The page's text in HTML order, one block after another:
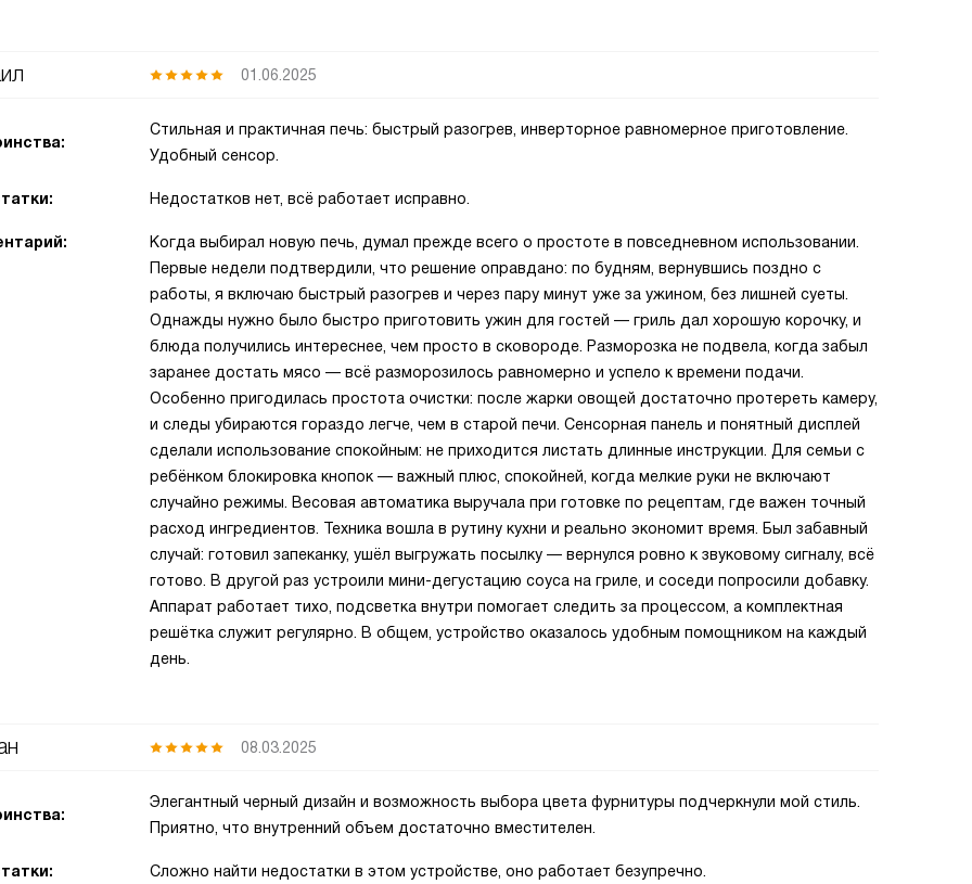
01.06.2025
Стильная и практичная печь: быстрый разогрев, инверторное равномерное приготовление.
Удобный сенсор.
Недостатков нет, всё работает исправно.
Когда выбирал новую печь, думал прежде всего о простоте в повседневном использовании.
Первые недели подтвердили, что решение оправдано: по будням, вернувшись поздно с
работы, я включаю быстрый разогрев и через пару минут уже за ужином, без лишней суеты.
Однажды нужно было быстро приготовить ужин для гостей — гриль дал хорошую корочку, и
блюда получились интереснее, чем просто в сковороде. Разморозка не подвела, когда забыл
заранее достать мясо — всё разморозилось равномерно и успело к времени подачи.
Особенно пригодилась простота очистки: после жарки овощей достаточно протереть камеру,
и следы убираются гораздо легче, чем в старой печи. Сенсорная панель и понятный дисплей
сделали использование спокойным: не приходится листать длинные инструкции. Для семьи с
ребёнком блокировка кнопок — важный плюс, спокойней, когда мелкие руки не включают
случайно режимы. Весовая автоматика выручала при готовке по рецептам, где важен точный
расход ингредиентов. Техника вошла в рутину кухни и реально экономит время. Был забавный
случай: готовил запеканку, ушёл выгружать посылку — вернулся ровно к звуковому сигналу, всё
готово. В другой раз устроили мини-дегустацию соуса на гриле, и соседи попросили добавку.
Аппарат работает тихо, подсветка внутри помогает следить за процессом, а комплектная
решётка служит регулярно. В общем, устройство оказалось удобным помощником на каждый
день.
08.03.2025
Элегантный черный дизайн и возможность выбора цвета фурнитуры подчеркнули мой стиль.
Приятно, что внутренний объем достаточно вместителен.
Сложно найти недостатки в этом устройстве, оно работает безупречно.